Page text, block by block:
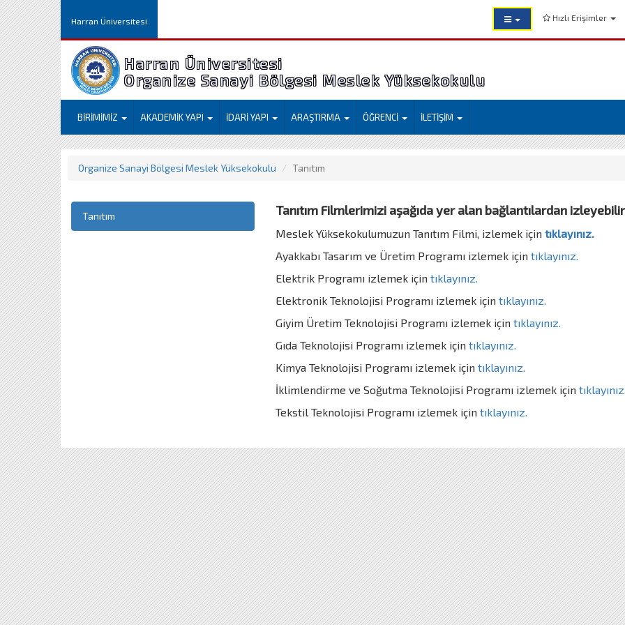
Harran Üniversitesi Hızlı Erişimler
Harran Üniversitesi
Organize Sanayi Bölgesi Meslek Yüksekokulu
BİRİMİMİZ AKADEMİK YAPI İDARİ YAPI ARAŞTIRMA ÖĞRENCİ İLETİŞİM
Organize Sanayi Bölgesi Meslek Yüksekokulu Tanıtım
Tanıtım Tanıtım Filmlerimizi aşağıda yer alan bağlantılardan
Meslek Yüksekokulumuzun Tanıtım Filmi, izlemek için tıklayınız.
Ayakkabı Tasarım ve Üretim Programı izlemek için tıklayınız.
Elektrik Programı izlemek için tıklayınız.
Elektronik Teknolojisi Programı izlemek için tıklayınız.
Giyim Üretim Teknolojisi Programı izlemek için tıklayınız.
Gıda Teknolojisi Programı izlemek için tıklayınız.
Kimya Teknolojisi Programı izlemek için tıklayınız.
İklimlendirme ve Soğutma Teknolojisi Programı izlemek için
Tekstil Teknolojisi Programı izlemek için tıklayınız.